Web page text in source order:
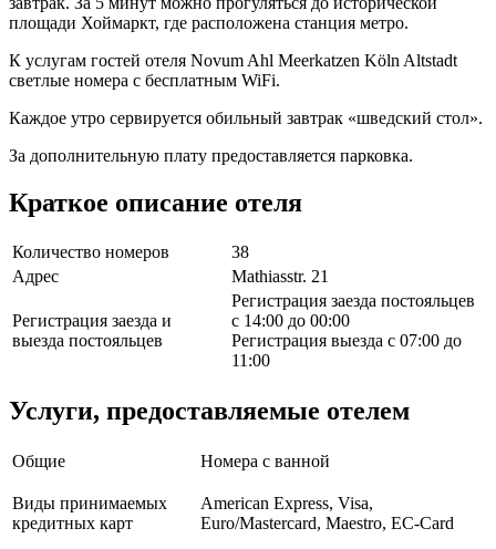
площади Хоймаркт, где расположена станция метро.
К услугам гостей отеля Novum Ahl Meerkatzen Köln Altstadt
светлые номера с бесплатным WiFi.
Каждое утро сервируется обильный завтрак «шведский стол».
За дополнительную плату предоставляется парковка.
Краткое описание отеля
Количество номеров
38
Адрес
Mathiasstr. 21
Регистрация заезда и
выезда постояльцев
Регистрация заезда постояльцев
с 14:00 до 00:00
Регистрация выезда с 07:00 до
11:00
Услуги, предоставляемые отелем
Общие Номера с ванной
Виды принимаемых
кредитных карт
American Express, Visa,
Euro/Mastercard, Maestro, EC-Card